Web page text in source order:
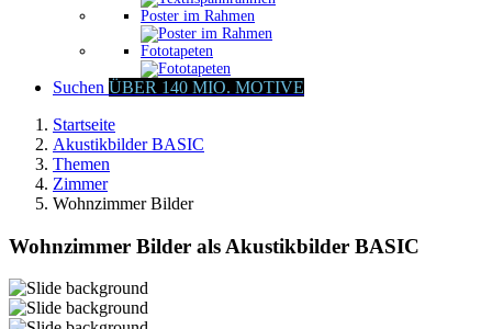
Poster im Rahmen
Fototapeten
Suchen ÜBER 140 MIO. MOTIVE
Startseite
Akustikbilder BASIC
Themen
Zimmer
Wohnzimmer Bilder
Wohnzimmer Bilder als Akustikbilder BASIC